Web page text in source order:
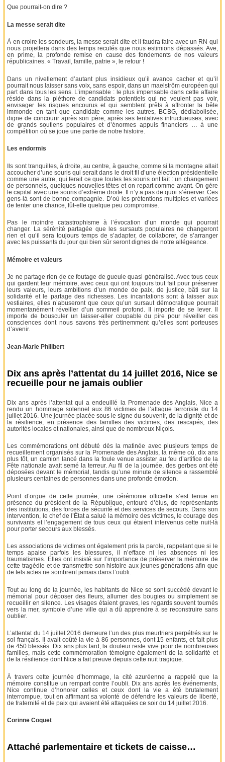
Que pourrait-on dire ?
La messe serait dite
À en croire les sondeurs, la messe serait dite et il faudra faire avec un RN qui
nous projettera dans des temps reculés que nous estimions dépassés. Ave,
en prime, la profonde remise en cause des fondements de nos valeurs
républicaines. « Travail, famille, patrie », le retour !
Dans un nivellement d’autant plus insidieux qu’il avance cacher et qu’il
pourrait nous laisser sans voix, sans espoir, dans un maelström européen qui
part dans tous les sens. L’impensable : le plus impensable dans cette affaire
réside dans la pléthore de candidats potentiels qui ne veulent pas voir,
envisager les risques encourus et qui semblent prêts à affronter la bête
immonde en tant que candidate comme les autres, BCBG, dédiabolisée,
digne de concourir après son père, après ses tentatives infructueuses, avec
de grands soutiens populaires et d’énormes appuis financiers … à une
compétition où se joue une partie de notre histoire.
Les endormis
Ils sont tranquilles, à droite, au centre, à gauche, comme si la montagne allait
accoucher d’une souris qui serait dans le droit fil d’une élection présidentielle
comme une autre, qui ferait ce que toutes les souris ont fait : un changement
de personnels, quelques nouvelles têtes et on repart comme avant. On gère
le capital avec une souris d’extrême droite. Il n’y a pas de quoi s’énerver. Ces
gens-là sont de bonne compagnie. D’où les prétentions multiples et variées
de tenter une chance, fût-elle quelque peu compromise.
Pas le moindre catastrophisme à l’évocation d’un monde qui pourrait
changer. La sérénité partagée que les sursauts populaires ne changeront
rien et qu’il sera toujours temps de s’adapter, de collaborer, de s’arranger
avec les puissants du jour qui bien sûr seront dignes de notre allégeance.
Mémoire et valeurs
Je ne partage rien de ce foutage de gueule quasi généralisé. Avec tous ceux
qui gardent leur mémoire, avec ceux qui ont toujours tout fait pour préserver
leurs valeurs, leurs ambitions d’un monde de paix, de justice, bâti sur la
solidarité et le partage des richesses. Les incantations sont à laisser aux
vestiaires, elles n’abuseront que ceux qu’un sursaut démocratique pourrait
momentanément réveiller d’un sommeil profond. Il importe de se lever. Il
importe de bousculer un laisser-aller coupable du pire pour réveiller ces
consciences dont nous savons très pertinemment qu’elles sont porteuses
d’avenir.
Jean-Marie Philibert
Dix ans après l’attentat du 14 juillet 2016, Nice se
recueille pour ne jamais oublier
Dix ans après l’attentat qui a endeuillé la Promenade des Anglais, Nice a
rendu un hommage solennel aux 86 victimes de l’attaque terroriste du 14
juillet 2016. Une journée placée sous le signe du souvenir, de la dignité et de
la résilience, en présence des familles des victimes, des rescapés, des
autorités locales et nationales, ainsi que de nombreux Niçois.
Les commémorations ont débuté dès la matinée avec plusieurs temps de
recueillement organisés sur la Promenade des Anglais, là même où, dix ans
plus tôt, un camion lancé dans la foule venue assister au feu d’artifice de la
Fête nationale avait semé la terreur. Au fil de la journée, des gerbes ont été
déposées devant le mémorial, tandis qu’une minute de silence a rassemblé
plusieurs centaines de personnes dans une profonde émotion.
Point d’orgue de cette journée, une cérémonie officielle s’est tenue en
présence du président de la République, entouré d’élus, de représentants
des institutions, des forces de sécurité et des services de secours. Dans son
intervention, le chef de l’État a salué la mémoire des victimes, le courage des
survivants et l’engagement de tous ceux qui étaient intervenus cette nuit-là
pour porter secours aux blessés.
Les associations de victimes ont également pris la parole, rappelant que si le
temps apaise parfois les blessures, il n’efface ni les absences ni les
traumatismes. Elles ont insisté sur l’importance de préserver la mémoire de
cette tragédie et de transmettre son histoire aux jeunes générations afin que
de tels actes ne sombrent jamais dans l’oubli.
Tout au long de la journée, les habitants de Nice se sont succédé devant le
mémorial pour déposer des fleurs, allumer des bougies ou simplement se
recueillir en silence. Les visages étaient graves, les regards souvent tournés
vers la mer, symbole d’une ville qui a dû apprendre à se reconstruire sans
oublier.
L’attentat du 14 juillet 2016 demeure l’un des plus meurtriers perpétrés sur le
sol français. Il avait coûté la vie à 86 personnes, dont 15 enfants, et fait plus
de 450 blessés. Dix ans plus tard, la douleur reste vive pour de nombreuses
familles, mais cette commémoration témoigne également de la solidarité et
de la résilience dont Nice a fait preuve depuis cette nuit tragique.
À travers cette journée d’hommage, la cité azuréenne a rappelé que la
mémoire constitue un rempart contre l’oubli. Dix ans après les événements,
Nice continue d’honorer celles et ceux dont la vie a été brutalement
interrompue, tout en affirmant sa volonté de défendre les valeurs de liberté,
de fraternité et de paix qui avaient été attaquées ce soir du 14 juillet 2016.
Corinne Coquet
Attaché parlementaire et tickets de caisse…